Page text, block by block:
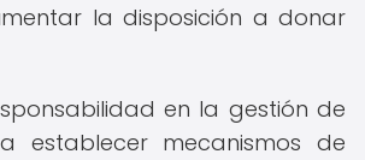
la disposición a donar
en la gestión de
establecer mecanismos de